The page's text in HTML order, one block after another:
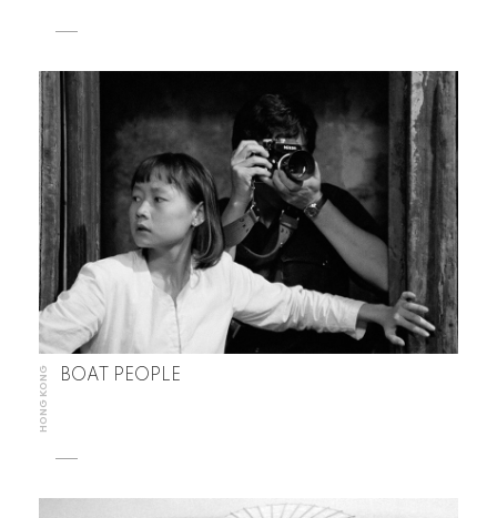
HONG KONG BOAT PEOPLE